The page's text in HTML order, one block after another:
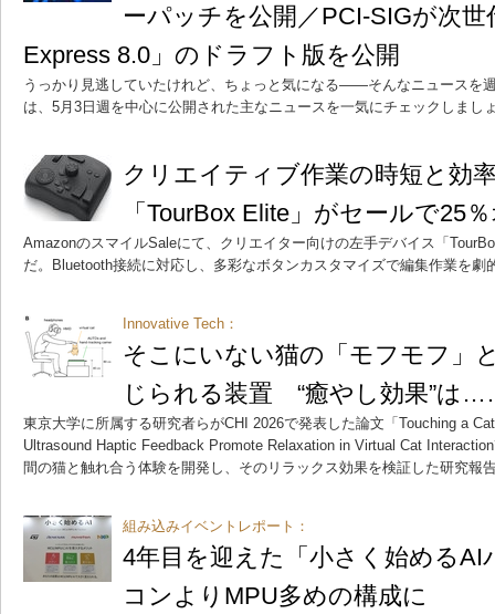
ーパッチを公開／PCI-SIGが次世
Express 8.0」のドラフト版を公開
うっかり見逃していたけれど、ちょっと気になる――そんなニュースを
は、5月3日週を中心に公開された主なニュースを一気にチェックしまし
クリエイティブ作業の時短と効
「TourBox Elite」がセールで25
AmazonのスマイルSaleにて、クリエイター向けの左手デバイス「
だ。Bluetooth接続に対応し、多彩なボタンカスタマイズで編集作業を劇
Innovative Tech：
そこにいない猫の「モフモフ」
じられる装置 “癒やし効果”は
東京大学に所属する研究者らがCHI 2026で発表した論文「Touching a
Ultrasound Haptic Feedback Promote Relaxation in Virtual Cat
間の猫と触れ合う体験を開発し、そのリラックス効果を検証した研究報
組み込みイベントレポート：
4年目を迎えた「小さく始めるAI
コンよりMPU多めの構成に